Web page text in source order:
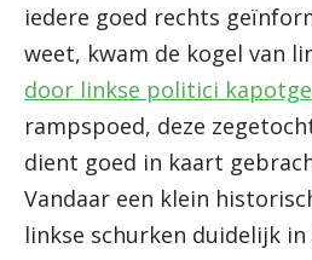
iedere goed rechts
weet, kwam de kogel van
door linkse politici
rampspoed, deze
dient goed in kaart
Vandaar een klein
linkse schurken duidelijk